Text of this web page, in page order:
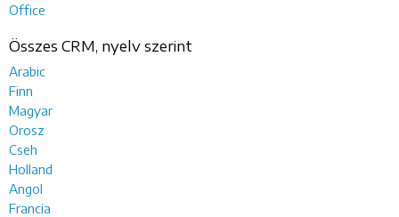
Office
Összes CRM, nyelv szerint
Arabic
Finn
Magyar
Orosz
Cseh
Holland
Angol
Francia